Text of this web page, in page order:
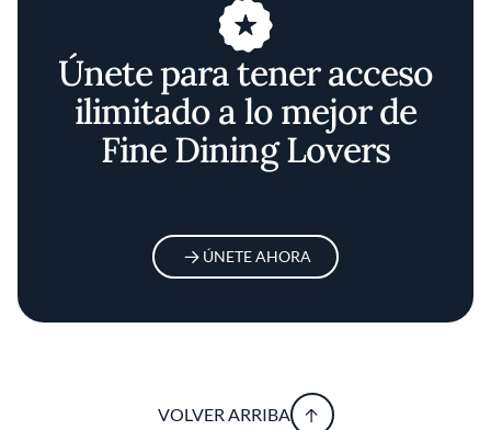
Únete para tener acceso
ilimitado a lo mejor de
Fine Dining Lovers
ÚNETE AHORA
VOLVER ARRIBA